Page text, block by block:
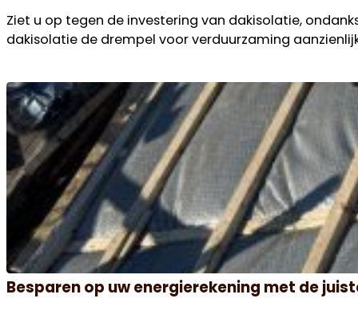
Besparen op uw energierekening met de
Heeft u last van een hoge energierekening? Dan
zonder goede isolatie. U betaalt hierdoor elke maand
Versleten dakpannen en de verborgen
Zijn uw dakpannen poreus of liggen ze scheef na